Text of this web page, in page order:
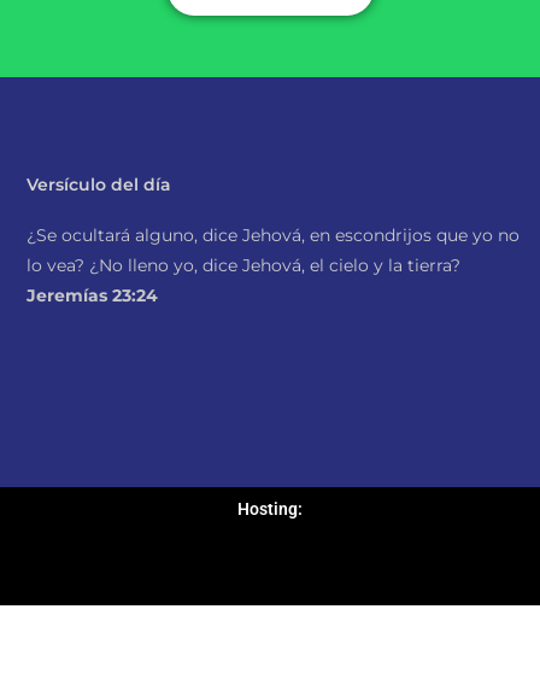
Versículo del día
¿Se ocultará alguno, dice Jehová, en escondrijos que yo no
lo vea? ¿No lleno yo, dice Jehová, el cielo y la tierra?
Jeremías 23:24
Hosting: